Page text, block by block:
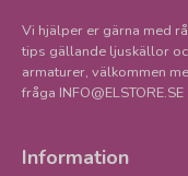
Vi hjälper er gärna med
tips gällande ljuskällor
armaturer, välkommen
fråga INFO@ELSTORE.SE
Information